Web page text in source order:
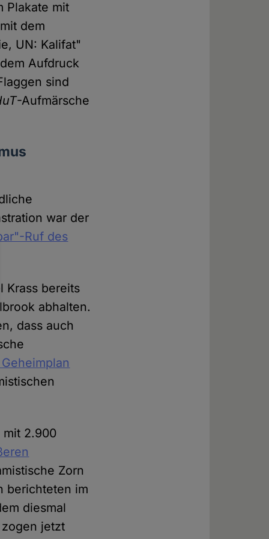
Plakate mit
dem
UN: Kalifat"
Aufdruck
sind
-Aufmärsche
war der
Ruf des
Krass bereits
abhalten.
dass auch
mit 2.900
Zorn
berichteten im
diesmal
jetzt